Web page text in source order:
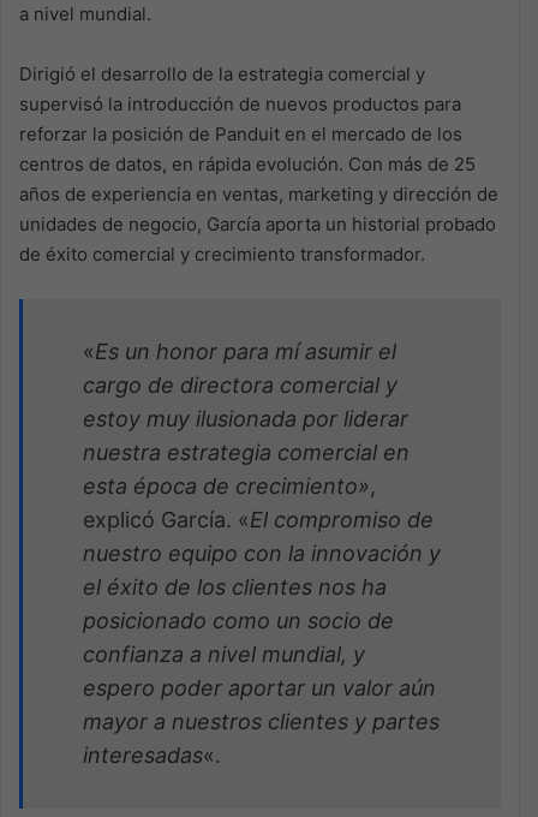
a nivel mundial.
Dirigió el desarrollo de la estrategia comercial y
supervisó la introducción de nuevos productos para
reforzar la posición de Panduit en el mercado de los
centros de datos, en rápida evolución. Con más de 25
años de experiencia en ventas, marketing y dirección de
unidades de negocio, García aporta un historial probado
de éxito comercial y crecimiento transformador.
«Es un honor para mí asumir el
cargo de directora comercial y
estoy muy ilusionada por liderar
nuestra estrategia comercial en
esta época de crecimiento»,
explicó García. «El compromiso de
nuestro equipo con la innovación y
el éxito de los clientes nos ha
posicionado como un socio de
confianza a nivel mundial, y
espero poder aportar un valor aún
mayor a nuestros clientes y partes
interesadas«.